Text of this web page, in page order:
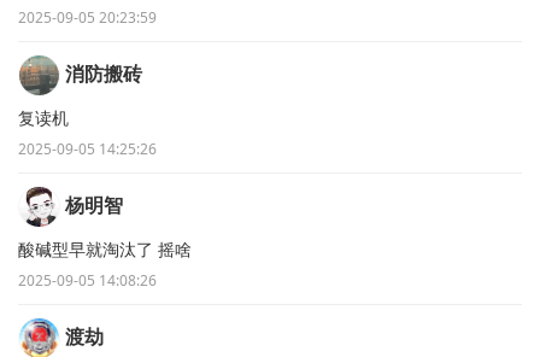
2025-09-05 20:23:59
消防搬砖
复读机
2025-09-05 14:25:26
杨明智
酸碱型早就淘汰了 摇啥
2025-09-05 14:08:26
渡劫